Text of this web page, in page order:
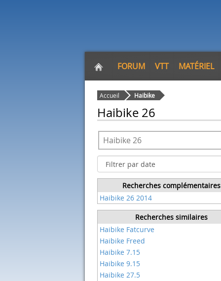
FORUM VTT MATÉRIEL
Accueil Haibike
Haibike 26
Recherches complémentaires
Haibike 26 2014
Recherches similaires
Haibike Fatcurve
Haibike Freed
Haibike 7.15
Haibike 9.15
Haibike 27.5